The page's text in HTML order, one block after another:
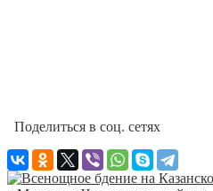
Поделиться в соц. сетях